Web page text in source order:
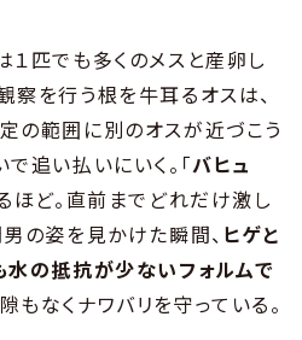
１匹でも多くのメスと産卵し
察を行う根を牛耳るオスは、
の範囲に別のオスが近づこう
追い払いにいく。「バヒュ
ほど。直前までどれだけ激し
の姿を見かけた瞬間、 ヒゲと
水の抵抗が少ないフォルムで
もなくナワバリを守っている。